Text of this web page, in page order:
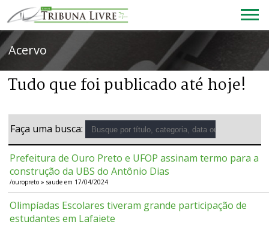
Acervo
Tudo que foi publicado até hoje!
Faça uma busca:
Prefeitura de Ouro Preto e UFOP assinam termo para a
construção da UBS do Antônio Dias
/ouropreto » saude em 17/04/2024
Olimpíadas Escolares tiveram grande participação de
estudantes em Lafaiete